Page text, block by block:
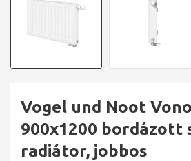
Vogel und Noot
900x1200 bordázott
radiátor, jobbos